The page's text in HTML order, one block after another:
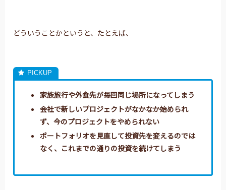
どういうことかというと、たとえば、
家族旅行や外食先が毎回同じ場所になってしまう
会社で新しいプロジェクトがなかなか始められ
ず、今のプロジェクトをやめられない
ポートフォリオを見直して投資先を変えるのでは
なく、これまでの通りの投資を続けてしまう